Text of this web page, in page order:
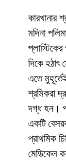
কারখানার
মদিনা
দিকে
এতে
শ্রমিকরা
দগ্ধ হন।
একটি
প্রাথমিক
মেডিকেল